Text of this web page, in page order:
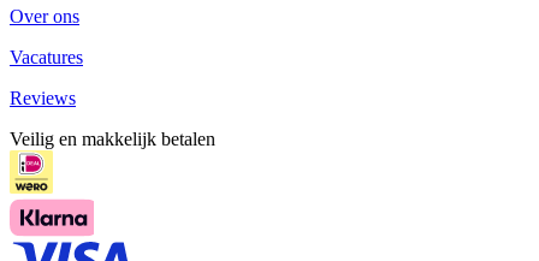
Over ons
Vacatures
Reviews
Veilig en makkelijk betalen